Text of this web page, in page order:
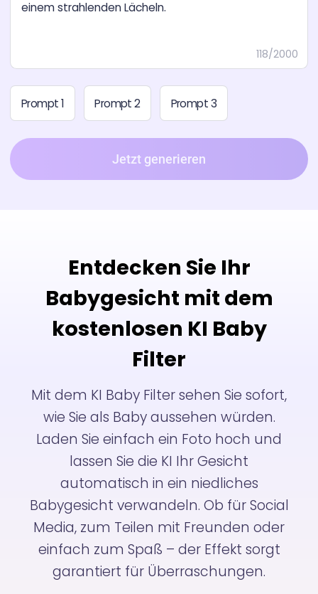
118/2000
Prompt 1 Prompt 2 Prompt 3
Jetzt generieren
Entdecken Sie Ihr
Babygesicht mit dem
kostenlosen KI Baby
Filter
Mit dem KI Baby Filter sehen Sie sofort,
wie Sie als Baby aussehen würden.
Laden Sie einfach ein Foto hoch und
lassen Sie die KI Ihr Gesicht
automatisch in ein niedliches
Babygesicht verwandeln. Ob für Social
Media, zum Teilen mit Freunden oder
einfach zum Spaß – der Effekt sorgt
garantiert für Überraschungen.